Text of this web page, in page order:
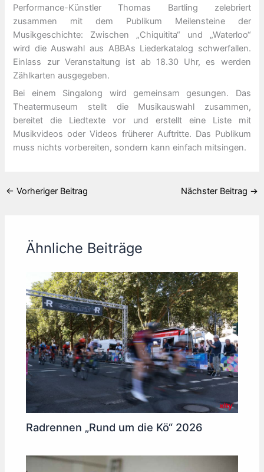
Performance-Künstler Thomas Bartling zelebriert
zusammen mit dem Publikum Meilensteine der
Musikgeschichte: Zwischen „Chiquitita“ und „Waterloo“
wird die Auswahl aus ABBAs Liederkatalog schwerfallen.
Einlass zur Veranstaltung ist ab 18.30 Uhr, es werden
Zählkarten ausgegeben.
Bei einem Singalong wird gemeinsam gesungen. Das
Theatermuseum stellt die Musikauswahl zusammen,
bereitet die Liedtexte vor und erstellt eine Liste mit
Musikvideos oder Videos früherer Auftritte. Das Publikum
muss nichts vorbereiten, sondern kann einfach mitsingen.
← Vorheriger Beitrag Nächster Beitrag →
Ähnliche Beiträge
Radrennen „Rund um die Kö“ 2026